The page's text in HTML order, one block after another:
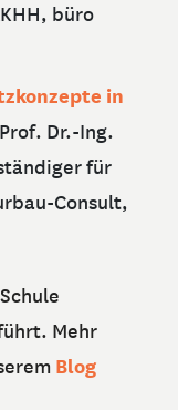
büro
in
Dr.-Ing.
für
Consult,
Mehr
Blog